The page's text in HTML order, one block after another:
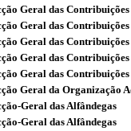
Geral das Contribuições
Geral das Contribuições
Geral das Contribuições
Geral das Contribuições
Geral das Contribuições
Geral da Organização
Geral das Alfândegas
Geral das Alfândegas